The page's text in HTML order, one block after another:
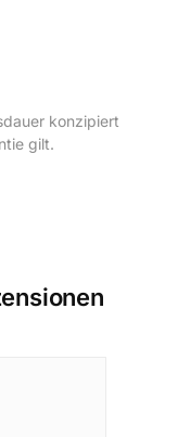
konzipiert
gilt.